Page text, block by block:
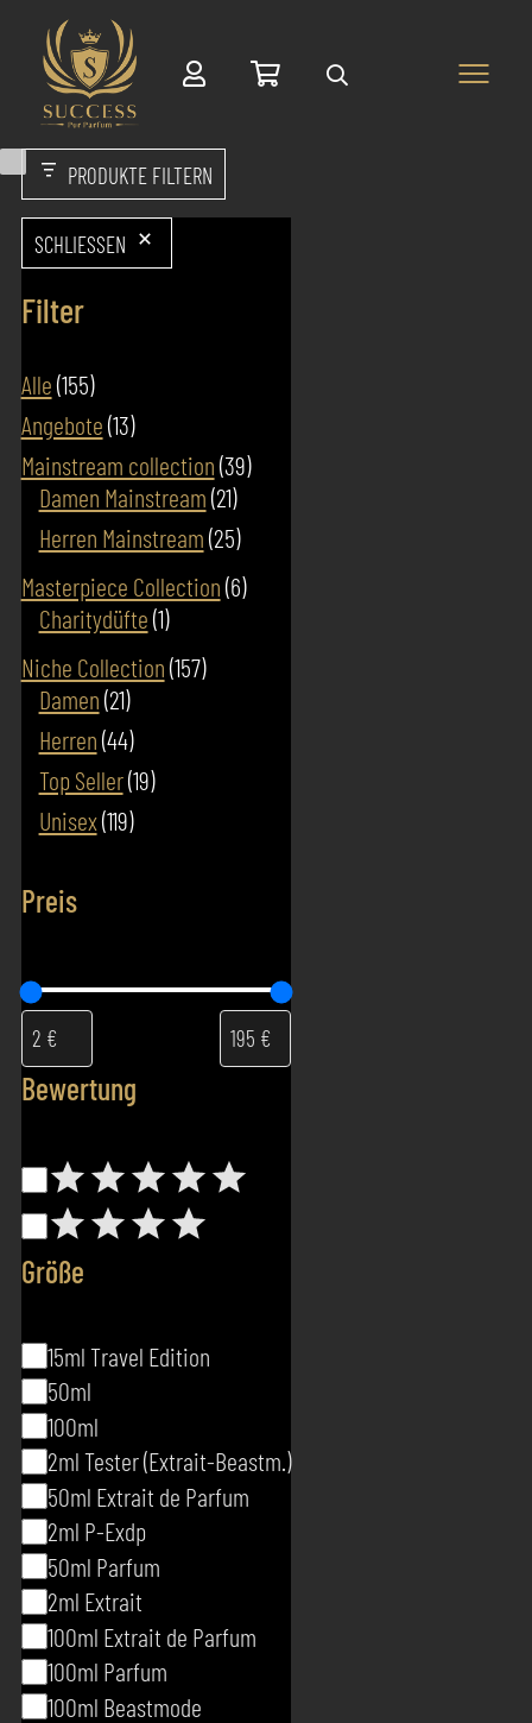
Suche
PRODUKTE FILTERN
SCHLIESSEN
Filter
Alle 155155
Produkte
Angebote 1313
Produkte
Mainstream collection 3939
Damen Mainstream 2121
Produkte
Herren Mainstream 2525
Masterpiece Collection 66
Charitydüfte 11
Niche Collection 157157
Damen 2121
Produkte
Herren 4444
Produkte
Top Seller 1919
Unisex 119119
Preis
Bewertung
Bewertung
Größe
Größe15ml Travel Edition
50ml
100ml
2ml Tester (Extrait-Beastm.)
50ml Extrait de Parfum
2ml P-Exdp
50ml Parfum
2ml Extrait
100ml Extrait de Parfum
100ml Parfum
100ml Beastmode